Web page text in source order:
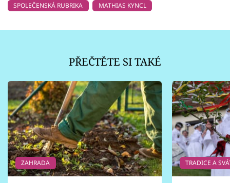
SPOLEČENSKÁ RUBRIKA
MATHIAS KYNCL
PŘEČTĚTE SI TAKÉ
ZAHRADA TRADICE A